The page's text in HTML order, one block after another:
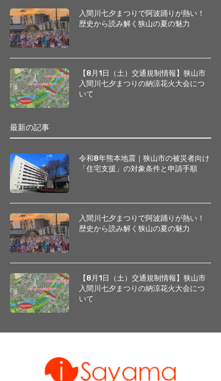
入間川七夕まつりで阿波踊りが熱い！
歴史から読み解く狭山の夏の魅力
【8月1日（土）交通規制情報】狭山市
入間川七夕まつりの納涼花火大会につ
いて
最新の記事
令和8年熊本地震｜狭山市の被災者向け
「住宅支援」の対象条件と申請手順
入間川七夕まつりで阿波踊りが熱い！
歴史から読み解く狭山の夏の魅力
【8月1日（土）交通規制情報】狭山市
入間川七夕まつりの納涼花火大会につ
いて